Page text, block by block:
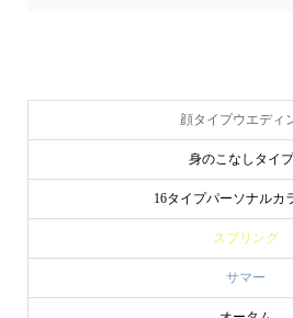
顔タイプウエディ
身のこなしタイ
16タイプパーソナルカ
スプリング
サマー